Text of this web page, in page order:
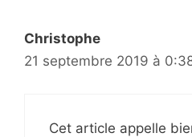
Christophe
21 septembre 2019 à
Cet article appelle